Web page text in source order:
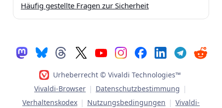
Häufig gestellte Fragen zur Sicherheit
Urheberrecht © Vivaldi Technologies™
Vivaldi-Browser | Datenschutzbestimmung |
Verhaltenskodex | Nutzungsbedingungen | Vivaldi-